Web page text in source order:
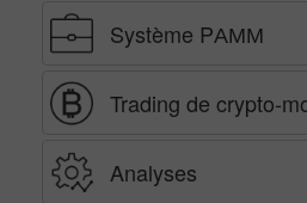
Système PАММ
Trading de crypto-
Analyses